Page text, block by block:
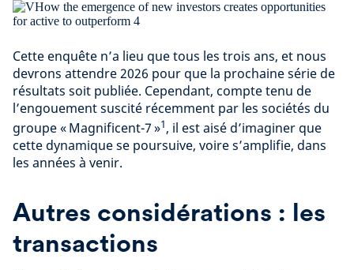
Cette enquête n’a lieu que tous les trois ans, et nous
devrons attendre 2026 pour que la prochaine série de
résultats soit publiée. Cependant, compte tenu de
l’engouement suscité récemment par les sociétés du
groupe « Magnificent-7 »1, il est aisé d’imaginer que
cette dynamique se poursuive, voire s’amplifie, dans
les années à venir.
Autres considérations : les
transactions